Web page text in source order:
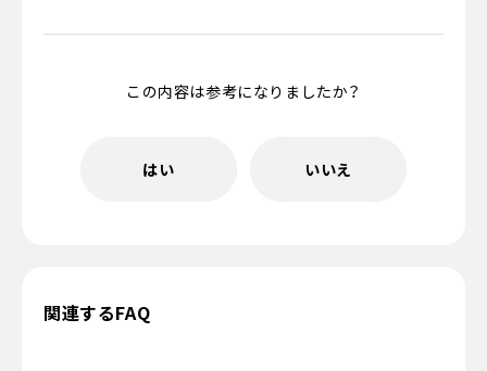
この内容は参考になりましたか？
はい いいえ
関連するFAQ